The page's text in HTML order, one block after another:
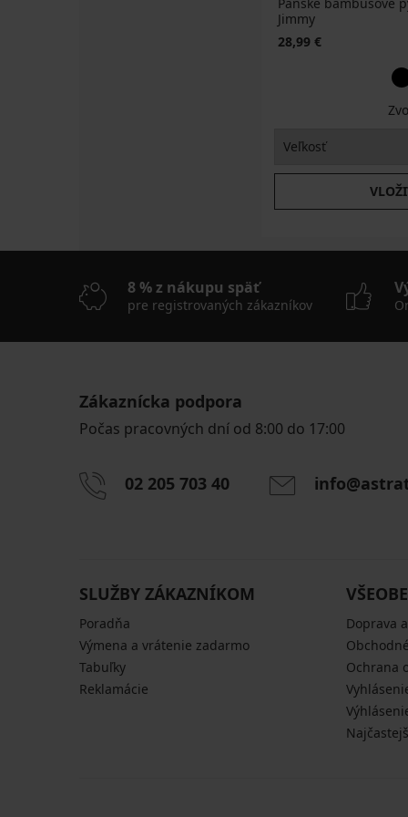
Pánske bambusové
Jimmy
28,99 €
8 % z nákupu späť
pre registrovaných zákazníkov
Zákaznícka podpora
Počas pracovných dní od 8:00 do 17:00
02 205 703 40
SLUŽBY ZÁKAZNÍKOM
Poradňa
Výmena a vrátenie zadarmo
Tabuľky
Reklamácie
Doprava
Ochrana